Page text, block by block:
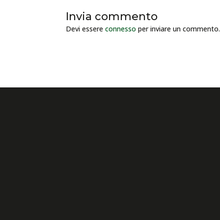
Invia commento
Devi essereconnesso per inviare un commento.